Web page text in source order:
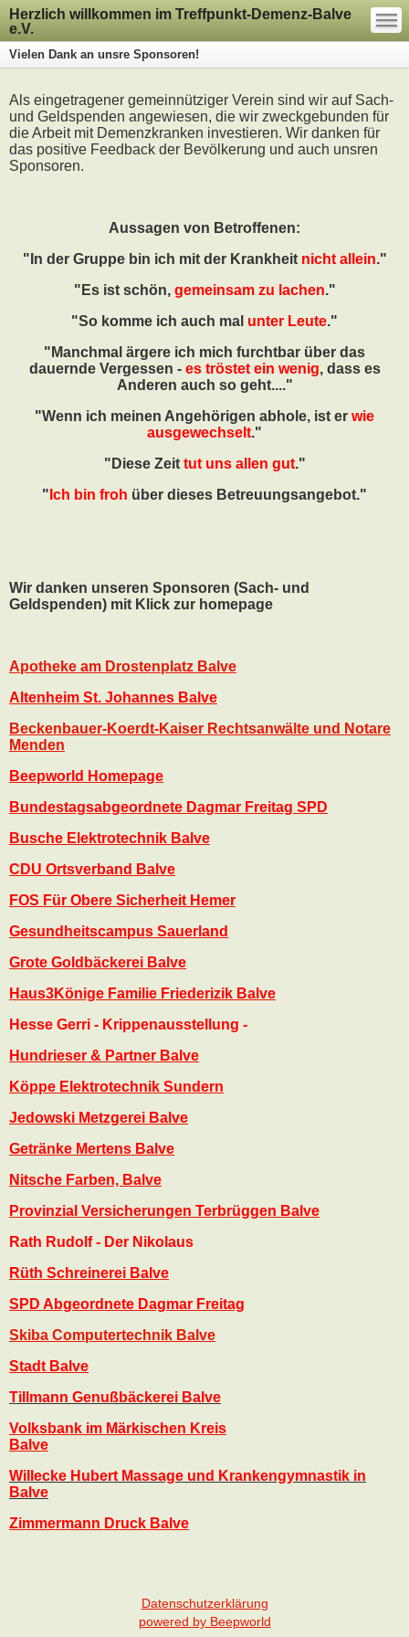
Herzlich willkommen im Treffpunkt-Demenz-Balve
e.V.
—
—
—
Vielen Dank an unsre Sponsoren!
Als eingetragener gemeinnütziger Verein sind wir auf Sach-
und Geldspenden angewiesen, die wir zweckgebunden für
die Arbeit mit Demenzkranken investieren. Wir danken für
das positive Feedback der Bevölkerung und auch unsren
Sponsoren.
Aussagen von Betroffenen:
"In der Gruppe bin ich mit der Krankheitnicht allein."
"Es ist schön,gemeinsam zu lachen."
"So komme ich auch mal unter Leute."
"Manchmal ärgere ich mich furchtbar über das
dauernde Vergessen - es tröstet ein wenig, dass es
Anderen auch so geht...."
"Wenn ich meinen Angehörigen abhole, ist er wie
ausgewechselt."
"Diese Zeit tut uns allen gut."
" Ich bin froh über dieses Betreuungsangebot."
Wir danken unseren Sponsoren (Sach- und
Geldspenden) mit Klick zur homepage
Apotheke am Drostenplatz Balve
Altenheim St. Johannes Balve
Beckenbauer-Koerdt-Kaiser Rechtsanwälte und Notare
Menden
Beepworld Homepage
Bundestagsabgeordnete Dagmar Freitag SPD
Busche Elektrotechnik Balve
CDU Ortsverband Balve
FOS Für Obere Sicherheit Hemer
Gesundheitscampus Sauerland
Grote Goldbäckerei Balve
Haus3Könige Familie Friederizik Balve
Hesse Gerri - Krippenausstellung -
Hundrieser & Partner Balve
Köppe Elektrotechnik Sundern
Jedowski Metzgerei Balve
Getränke Mertens Balve
Nitsche Farben, Balve
Provinzial Versicherungen Terbrüggen Balve
Rath Rudolf - Der Nikolaus
Rüth Schreinerei Balve
SPD Abgeordnete Dagmar Freitag
Skiba Computertechnik Balve
Stadt Balve
Tillmann Genußbäckerei Balve
Volksbank im Märkischen Kreis
Balve
Willecke Hubert Massage und Krankengymnastik in
Balve
Zimmermann Druck Balve
Datenschutzerklärung
powered by Beepworld